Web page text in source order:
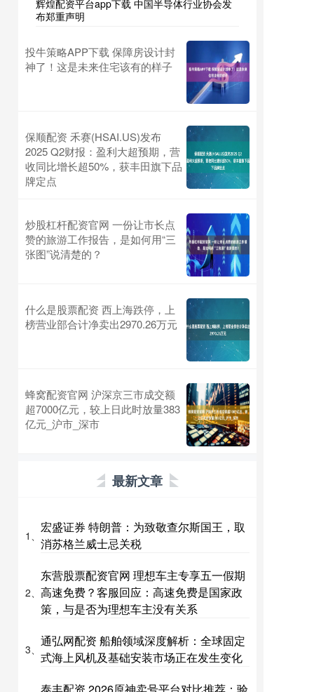
辉煌配资平台app下载 中国半导体行业协会发
布郑重声明
投牛策略APP下载 保障房设计封
神了！这是未来住宅该有的样子
保顺配资 禾赛(HSAI.US)发布
2025 Q2财报：盈利大超预期，营
收同比增长超50%，获丰田旗下品
牌定点
炒股杠杆配资官网 一份让市长点
赞的旅游工作报告，是如何用“三
张图”说清楚的？
什么是股票配资 西上海跌停，上
榜营业部合计净卖出2970.26万元
蜂窝配资官网 沪深京三市成交额
超7000亿元，较上日此时放量383
亿元_沪市_深市
最新文章
1、
宏盛证券 特朗普：为致敬查尔斯国王，取
消苏格兰威士忌关税
2、
东营股票配资官网 理想车主专享五一假期
高速免费？客服回应：高速免费是国家政
策，与是否为理想车主没有关系
3、
通弘网配资 船舶领域深度解析：全球固定
式海上风机及基础安装市场正在发生变化